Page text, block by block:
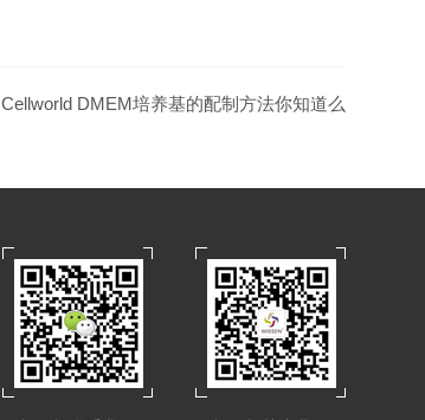
Cellworld DMEM培养基的配制方法你知道么